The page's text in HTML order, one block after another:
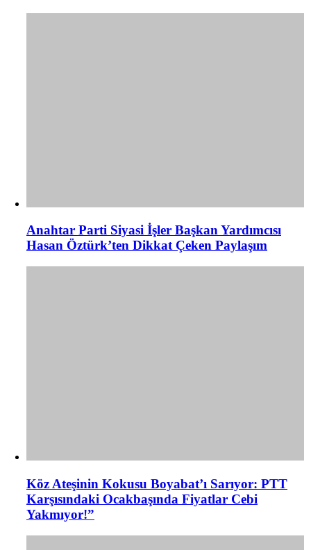
Anahtar Parti Siyasi İşler Başkan Yardımcısı
Hasan Öztürk’ten Dikkat Çeken Paylaşım
Köz Ateşinin Kokusu Boyabat’ı Sarıyor: PTT
Karşısındaki Ocakbaşında Fiyatlar Cebi
Yakmıyor!”